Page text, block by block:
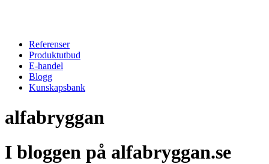
Referenser
Produktutbud
E-handel
Blogg
Kunskapsbank
alfabryggan
I bloggen på alfabryggan.se